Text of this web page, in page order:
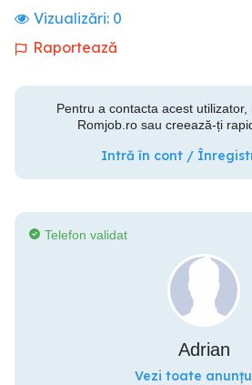
Vizualizări: 0
Raportează
Pentru a contacta acest
Romjob.ro sau creează-ți
Intră în cont /
Telefon validat
Adrian
Vezi toate